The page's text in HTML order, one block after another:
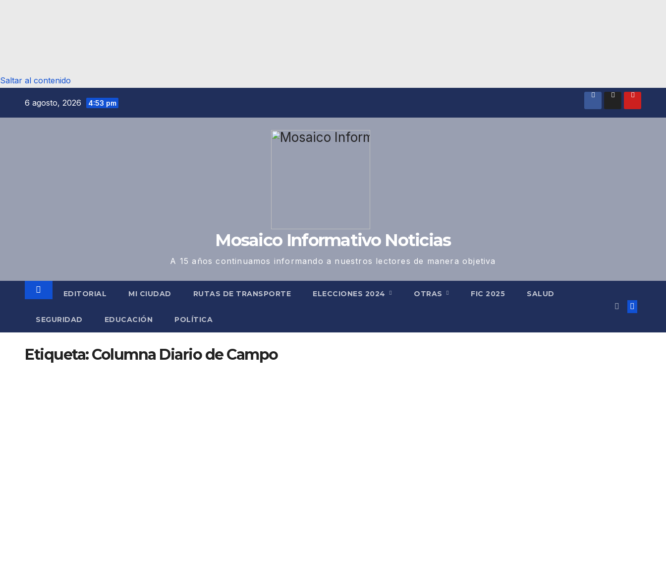
Saltar al contenido
6 agosto, 2026 4:53 pm
Mosaico Informativo Noticias
A 15 años continuamos informando a nuestros lectores de manera objetiva
EDITORIAL MI CIUDAD RUTAS DE TRANSPORTE ELECCIONES 2024 OTRAS FIC 2025 SALUD
SEGURIDAD EDUCACIÓN POLÍTICA
Etiqueta:Columna Diario de Campo